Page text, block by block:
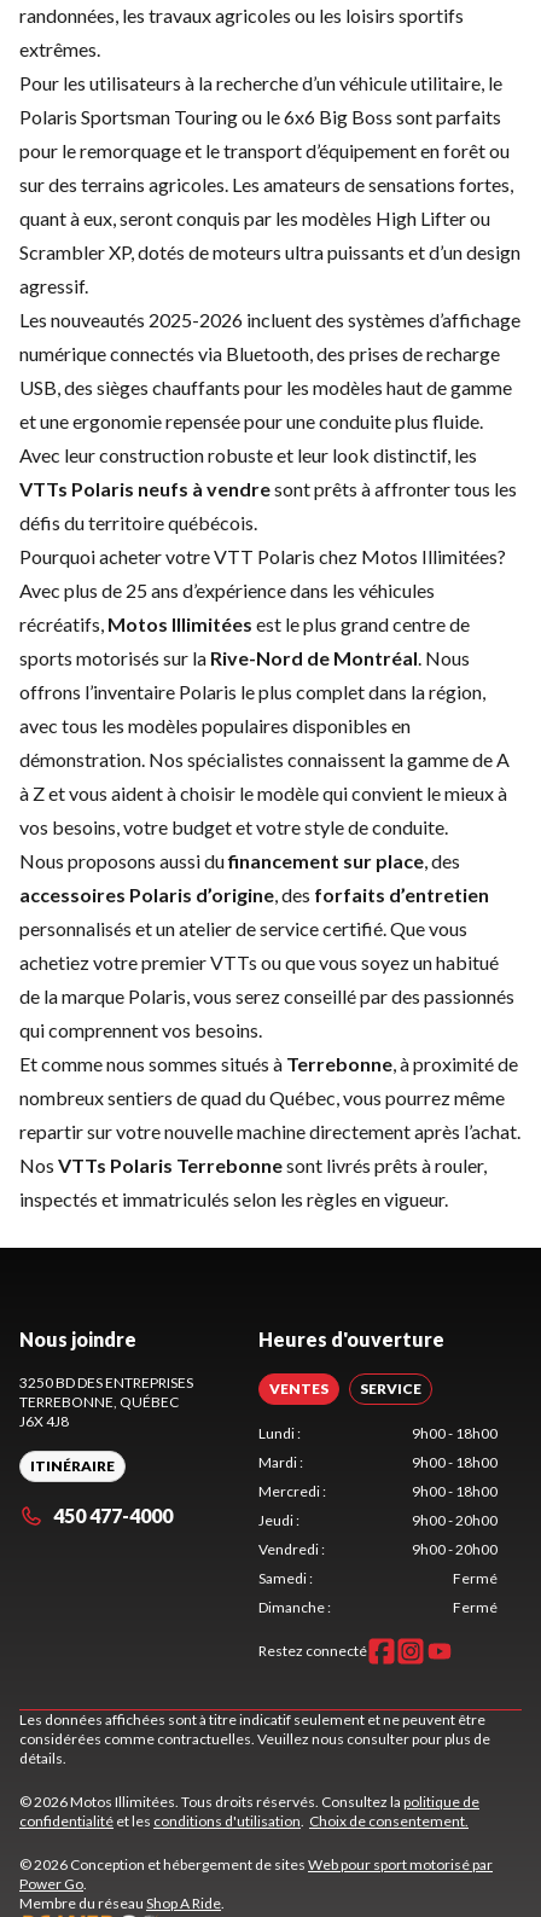
randonnées, les travaux agricoles ou les loisirs sportifs
extrêmes.
Pour les utilisateurs à la recherche d’un véhicule utilitaire, le
Polaris Sportsman Touring ou le 6x6 Big Boss sont parfaits
pour le remorquage et le transport d’équipement en forêt ou
sur des terrains agricoles. Les amateurs de sensations fortes,
quant à eux, seront conquis par les modèles High Lifter ou
Scrambler XP, dotés de moteurs ultra puissants et d’un design
agressif.
Les nouveautés 2025-2026 incluent des systèmes d’affichage
numérique connectés via Bluetooth, des prises de recharge
USB, des sièges chauffants pour les modèles haut de gamme
et une ergonomie repensée pour une conduite plus fluide.
Avec leur construction robuste et leur look distinctif, les
VTTs Polaris neufs à vendresont prêts à affronter tous les
défis du territoire québécois.
Pourquoi acheter votre VTT Polaris chez Motos Illimitées?
Avec plus de 25 ans d’expérience dans les véhicules
récréatifs, Motos Illimitées est le plus grand centre de
sports motorisés sur la Rive-Nord de Montréal. Nous
offrons l’inventaire Polaris le plus complet dans la région,
avec tous les modèles populaires disponibles en
démonstration. Nos spécialistes connaissent la gamme de A
à Z et vous aident à choisir le modèle qui convient le mieux à
vos besoins, votre budget et votre style de conduite.
Nous proposons aussi dufinancement sur place, des
accessoires Polaris d’origine, des forfaits d’entretien
personnalisés et un atelier de service certifié. Que vous
achetiez votre premier VTTs ou que vous soyez un habitué
de la marque Polaris, vous serez conseillé par des passionnés
qui comprennent vos besoins.
Et comme nous sommes situés à Terrebonne, à proximité de
nombreux sentiers de quad du Québec, vous pourrez même
repartir sur votre nouvelle machine directement après l’achat.
Nos VTTs Polaris Terrebonnesont livrés prêts à rouler,
inspectés et immatriculés selon les règles en vigueur.
Nous joindre
3250 BD DES ENTREPRISES
TERREBONNE , QUÉBEC
J6X 4J8
ITINÉRAIRE
450 477-4000
Heures d'ouverture
VENTES SERVICE
Lundi:
9h00 - 18h00
Mardi:
9h00 - 18h00
Mercredi:
9h00 - 18h00
Jeudi:
9h00 - 20h00
Vendredi:
9h00 - 20h00
Samedi:
Fermé
Dimanche: Fermé
Restez connecté
Les données affichées sont à titre indicatif seulement et ne peuvent être
considérées comme contractuelles. Veuillez nous consulter pour plus de
détails.
© 2026 Motos Illimitées. Tous droits réservés. Consultez la politique de
confidentialité et les conditions d'utilisation Choix de consentement.
© 2026 Conception et hébergement de sites Web pour sport motorisé par
Power Go
Membre du réseau Shop A Ride